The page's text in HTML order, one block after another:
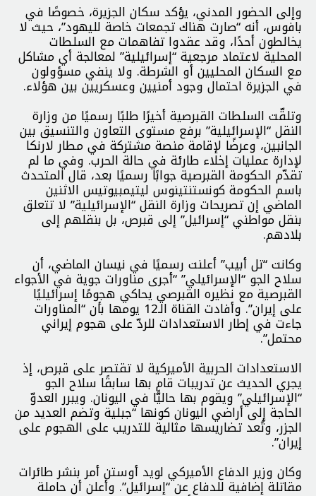
وإلى الحضور المدني، يؤكد سكان الجزيرة، خصوصًا في
بافوس، أنه “صارت هناك تجمعات خاصة لليهود”، حيث لا
يخالطون أحدًا، وقد عقدوا تفاهمات مع السلطات
المحلية لاعتماد مرجعية “إسرائيلية” لمعالجة أي مشاكل
مع السكان المحليين أو الشرطة. ولا ينفي مسؤولون
في الجزيرة احتمال وجود أمنيين وعسكريين بين هؤلاء.
وتلقّت السلطات القبرصية أخيرًا طلبًا رسميًا من وزارة
النقل “الإسرائيلية” برفع مستوى التعاون والتنسيق بين
الجانبين، وعرضًا لإقامة منصة مشتركة في مطار لارنكا
لإدارة عمليات إخلاء طارئة في حالة الحرب. وفي ما لم
تقدّم الحكومة القبرصية جوابًا رسميًا بعد، قال المتحدث
باسم الحكومة كونستنتينوس ليتيمبيوتيس الاثنين
الماضي إن تصريحات وزارة النقل “الإسرائيلية” لا تتعلق
بنقل مواطني “إسرائيل” إلى قبرص، بل بنقلهم إلى
بلادهم.
وكانت “تل أبيب” أعلنت رسميًا في نيسان الماضي، أن
سلاح الجو “الإسرائيلي” “أجرى مناورات جوية في الأجواء
القبرصية مع نظيره القبرصي يحاكي هجومًا إسرائيليًا
على إيران”. وأفادت القناة الـ12 يومها بأن “المناورات
جاءت في إطار الاستعدادات للردّ على هجوم إيراني
محتمل”.
الاستعدادات الحربية الأميركية لا تقتصر على قبرص، إذ
يجري الحديث عن تدريبات قام بها سابقًا سلاح الجو
“الإسرائيلي” ويقوم بها حاليًّا في اليونان. ويبرر العدوّ
الحاجة إلى أراضي اليونان كونها “جبلية وتضم العديد من
الجزر، وتُعد تضاريسها مثالية للتدريب على الهجوم على
إيران”.
وكان وزير الدفاع الأميركي لويد أوستن أمر بنشر طائرات
مقاتلة إضافية للدفاع عن “إسرائيل”. وأعلن أن حاملة